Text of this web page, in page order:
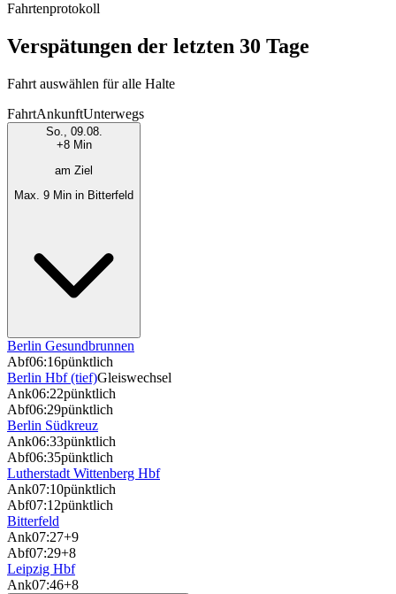
Fahrtenprotokoll
Verspätungen der letzten 30 Tage
Fahrt auswählen für alle Halte
FahrtAnkunftUnterwegs
So., 09.08.
+8 Min
am Ziel
Max. 9 Min in Bitterfeld
Berlin Gesundbrunnen
Abf06:16pünktlich
Berlin Hbf (tief)Gleiswechsel
Ank06:22pünktlich
Abf06:29pünktlich
Berlin Südkreuz
Ank06:33pünktlich
Abf06:35pünktlich
Lutherstadt Wittenberg Hbf
Ank07:10pünktlich
Abf07:12pünktlich
Bitterfeld
Ank07:27+9
Abf07:29+8
Leipzig Hbf
Ank07:46+8